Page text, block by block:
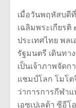
เมื่อวันพฤหัสบดี
เฉลิมพระเกียร
ประเทศไทย พล
รัฐมนตรี เดินทา
เป็นเจ้าภาพจัดก
แชมป์โลก โมโต
ว่าการการกีฬาแ
เอซเปเลต้า ซีอี